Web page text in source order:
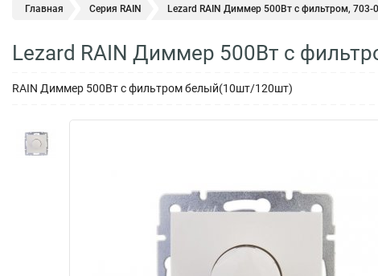
Главная Серия RAIN Lezard RAIN Диммер 500Вт с фильтром, 703-
Lezard RAIN Диммер 500Вт с
RAIN Диммер 500Вт с фильтром белый(10шт/120шт)